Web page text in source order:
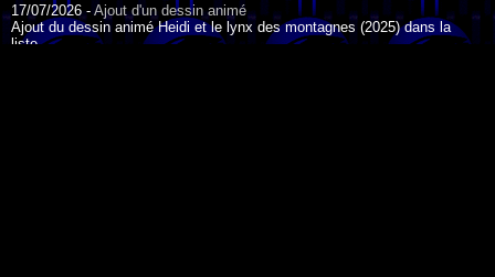
17/07/2026 -Ajout d'un dessin animé
Ajout du dessin animé Heidi et le lynx des montagnes (2025) dans la
liste.